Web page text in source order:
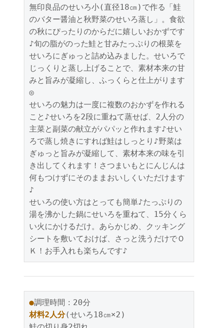
無印良品のせいろ小(直径18㎝)で作る「鮭
のバター醤油と秋野菜のせいろ蒸し」。食欲
の秋にぴったりのからだに嬉しいおかずです
♪旬の脂がのった鮭と甘みたっぷりの根菜を
せいろにぎゅっと詰め込みました。せいろで
じっくりと蒸し上げることで、素材本来の甘
みと旨みが凝縮し、ふっくらと仕上がります
◎
せいろの魅力は一度に複数のおかずを作れる
こと♪せいろを2段に重ねて蒸せば、2人分の
主菜と副菜の献立がパパッと作れます♪せい
ろで蒸し焼きにすれば鮭はしっとり♪野菜は
ぎゅっと旨みが凝縮して、素材本来の味を引
き出してくれます！さつまいもとにんじんは
何もつけずにそのままおいしくいただけます
♪
せいろの使い方はとっても簡単♪たっぷりの
湯を沸かした鍋にせいろを重ねて、15分くら
い火にかけるだけ。あらかじめ、クッキング
シートを敷いておけば、さっと洗うだけでＯ
Ｋ！お手入れも楽ちんです♪
●調理時間：20分
材料2人分(せいろ18㎝×2)